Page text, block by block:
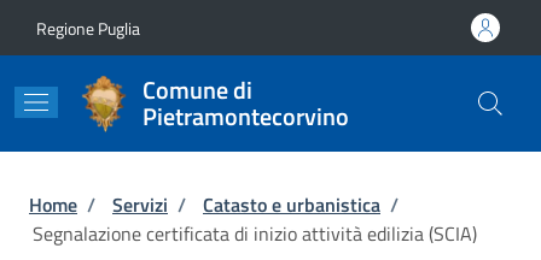
Regione Puglia
Comune di
Pietramontecorvino
Briciole di pane
Home / Servizi / Catasto e urbanistica /
Segnalazione certificata di inizio attività edilizia (SCIA)